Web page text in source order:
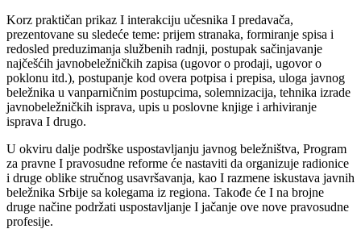
Korz praktičan prikaz I interakciju učesnika I predavača,
prezentovane su sledeće teme: prijem stranaka, formiranje spisa i
redosled preduzimanja službenih radnji, postupak sačinjavanje
najčešćih javnobeležničkih zapisa (ugovor o prodaji, ugovor o
poklonu itd.), postupanje kod overa potpisa i prepisa, uloga javnog
beležnika u vanparničnim postupcima, solemnizacija, tehnika izrade
javnobeležničkih isprava, upis u poslovne knjige i arhiviranje
isprava I drugo.
U okviru dalje podrške uspostavljanju javnog beležništva, Program
za pravne I pravosudne reforme će nastaviti da organizuje radionice
i druge oblike stručnog usavršavanja, kao I razmene iskustava javnih
beležnika Srbije sa kolegama iz regiona. Takođe će I na brojne
druge načine podržati uspostavljanje I jačanje ove nove pravosudne
profesije.